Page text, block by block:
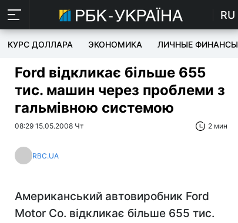
RU
КУРС ДОЛЛАРА ЭКОНОМИКА ЛИЧНЫЕ ФИНАНСЫ
Ford відкликає більше 655
тис. машин через проблеми з
гальмівною системою
08:29 15.05.2008 Чт 2 мин
RBC.UA
Американський автовиробник Ford
Motor Co. відкликає більше 655 тис.